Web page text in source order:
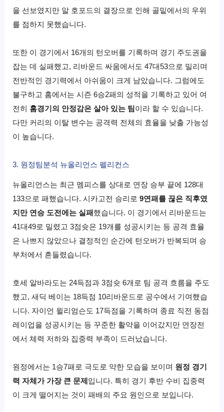
을 선보였지만 알 호포드의 결장으로 인해 골밑에서의 우위
를 점하지 못했습니다.
또한 이 경기에서 16개의 턴오버를 기록하며 경기 주도권을
잡는 데 실패했고, 리바운드 싸움에서도 47대53으로 밀리며
전반적인 경기력에서 아쉬움이 크게 남았습니다. 그럼에도
불구하고 홈에서는 시즌 6승2패의 성적을 기록하고 있어 여
전히 홈경기의 안정감은 살아 있는 팀이라 할 수 있습니다.
다만 커리의 이탈 변수는 공격력 전체의 효율을 낮출 가능성
이 높습니다.
3. 원정팀분석 뉴올리언스펠리컨스
뉴올리언스는 최근 멤피스를 상대로 연장 승부 끝에 128대
133으로 패했습니다. 시카고전 승리로9연패를 끊은 직후였
지만 연승 도전에는 실패 했습니다. 이 경기에서 리바운드는
41대49로 밀렸고 3점슛은 19개를 성공시키는 등 공격 효율
은 나쁘지 않았으나 결정적인 순간에 턴오버가 반복되며 승
부처에서 흔들렸습니다.
호세 알바라도는 24득점과 3점슛 6개로 팀 공격 흐름을 주도
했고, 새딕 베이는 18득점 10리바운드로 공수에서 기여했습
니다. 자이언 윌리엄슨도 17득점을 기록하며 종료 직전 동점
레이업을 성공시키는 등 꾸준한 활약을 이어갔지만 연장전
에서 체력 저하와 집중력 부족이 드러났습니다.
원정에서는 1승7패로 극도로 약한 모습을 보이며 원정 경기
력 자체가 가장 큰 문제 입니다. 특히 경기 후반 수비 집중력
이 크게 떨어지는 것이 패배의 주요 원인으로 보입니다.